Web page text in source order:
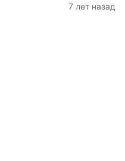
7 лет назад